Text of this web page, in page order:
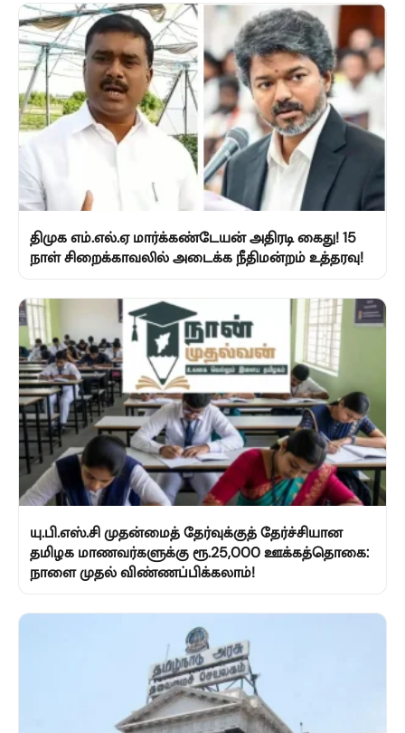
திமுக எம்.எல்.ஏ மார்க்கண்டேயன் அதிரடி கைது! 15
நாள் சிறைக்காவலில் அடைக்க நீதிமன்றம் உத்தரவு!
யு.பி.எஸ்.சி முதன்மைத் தேர்வுக்குத் தேர்ச்சியான
தமிழக மாணவர்களுக்கு ரூ.25,000 ஊக்கத்தொகை:
நாளை முதல் விண்ணப்பிக்கலாம்!